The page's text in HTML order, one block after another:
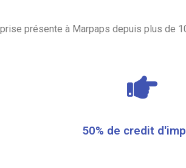
présente à Marpaps depuis plus de
50% de credit